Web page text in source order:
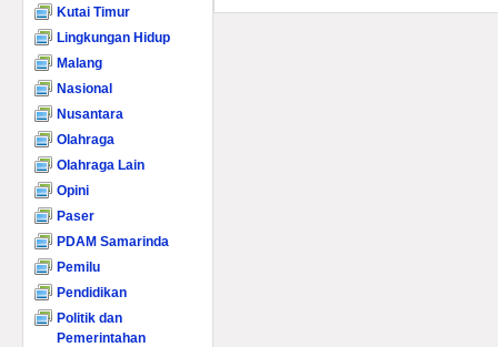
Kutai Timur
Lingkungan Hidup
Malang
Nasional
Nusantara
Olahraga
Olahraga Lain
Opini
Paser
PDAM Samarinda
Pemilu
Pendidikan
Politik dan
Pemerintahan